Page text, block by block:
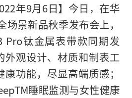
年9月6日】今日，在华
场景新品秋季发布会上，
Pro钛金属表带款同期发
外观设计、材质和制表工
功能，尽显高端质感；
睡眠监测与女性健康